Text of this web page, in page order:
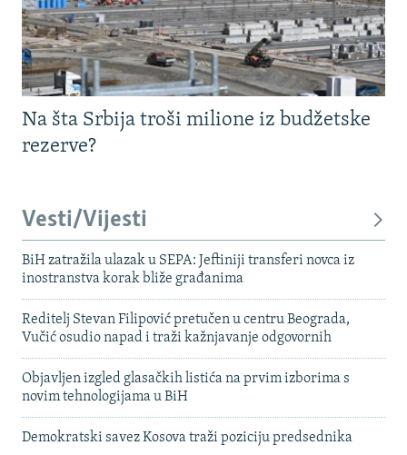
Na šta Srbija troši milione iz budžetske
rezerve?
Vesti/Vijesti
BiH zatražila ulazak u SEPA: Jeftiniji transferi novca iz
inostranstva korak bliže građanima
Reditelj Stevan Filipović pretučen u centru Beograda,
Vučić osudio napad i traži kažnjavanje odgovornih
Objavljen izgled glasačkih listića na prvim izborima s
novim tehnologijama u BiH
Demokratski savez Kosova traži poziciju predsednika